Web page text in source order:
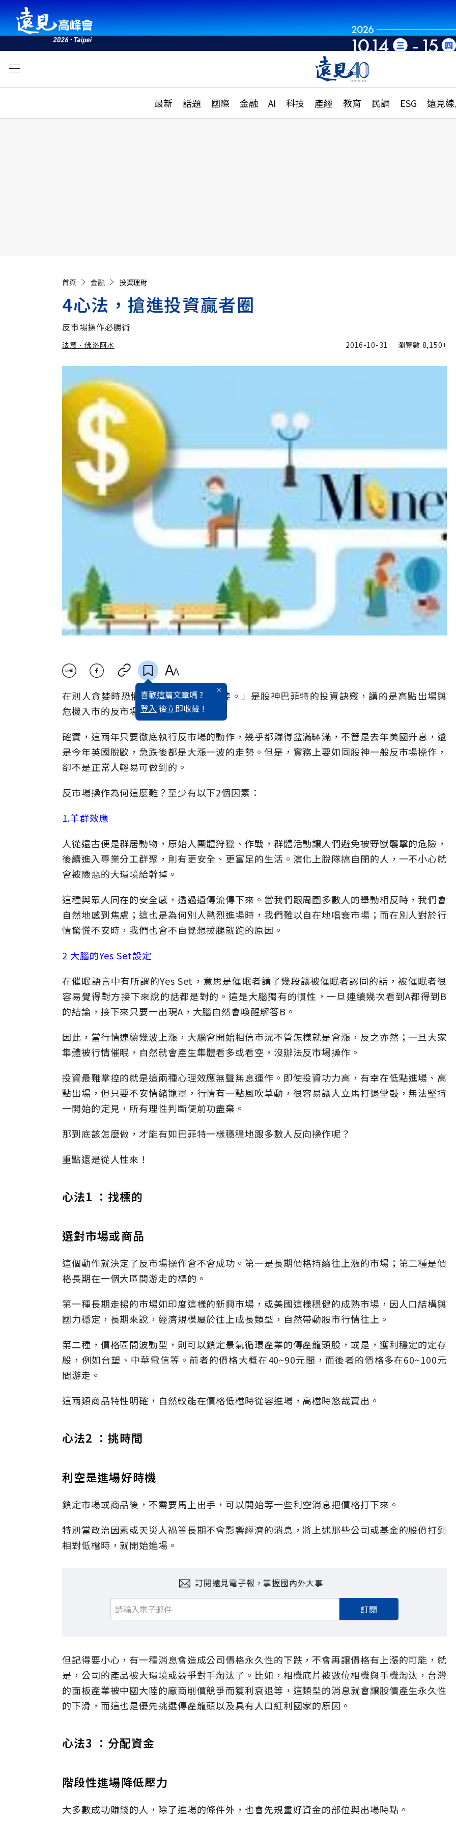
最新 話題 國際 金融 AI 科技 產經 教育 民調 ESG 遠見
活動
話題
國際
特輯
大學升學、職涯攻略
縣市施政調查全解析
首頁 金融 投資理財
4心法，搶進投資贏者圈
反市場操作必勝術
法意．佛洛阿水
法意．佛洛阿水
2016-10-31 瀏覽數 8,150+
喜歡這篇文章嗎 ?
登入 後立即收藏 !
在別人貪婪時恐懼， 在別人恐懼時貪婪。」是股神巴菲特的投資訣竅，講的是高點出場與
危機入市的反市場操作。
確實，這兩年只要徹底執行反市場的動作，幾乎都賺得盆滿缽滿，不管是去年美國升息，還
是今年英國脫歐，急跌後都是大漲一波的走勢。但是，實務上要如同股神一般反市場操作，
卻不是正常人輕易可做到的。
反市場操作為何這麼難？至少有以下2個因素：
1.羊群效應
人從遠古便是群居動物，原始人團體狩獵、作戰，群體活動讓人們避免被野獸襲擊的危險，
後續進入專業分工群聚，則有更安全、更富足的生活。演化上脫隊搞自閉的人，一不小心就
會被險惡的大環境給幹掉。
這種與眾人同在的安全感，透過遺傳流傳下來。當我們跟周圍多數人的舉動相反時，我們會
自然地感到焦慮；這也是為何別人熱烈進場時，我們難以自在地唱衰市場；而在別人對於行
情驚慌不安時，我們也會不自覺想拔腿就跑的原因。
2 大腦的Yes Set設定
在催眠語言中有所謂的Yes Set，意思是催眠者講了幾段讓被催眠者認同的話，被催眠者很
容易覺得對方接下來說的話都是對的。這是大腦獨有的慣性，一旦連續幾次看到A都得到B
的結論，接下來只要一出現A，大腦自然會喚醒解答B。
因此，當行情連續幾波上漲，大腦會開始相信市況不管怎樣就是會漲，反之亦然；一旦大家
集體被行情催眠，自然就會產生集體看多或看空，沒辦法反市場操作。
投資最難掌控的就是這兩種心理效應無聲無息運作。即使投資功力高，有幸在低點進場、高
點出場，但只要不安情緒籠罩，行情有一點風吹草動，很容易讓人立馬打退堂鼓，無法堅持
一開始的定見，所有理性判斷便前功盡棄。
那到底該怎麼做，才能有如巴菲特一樣穩穩地跟多數人反向操作呢？
重點還是從人性來！
心法1 ：找標的
選對市場或商品
這個動作就決定了反市場操作會不會成功。第一是長期價格持續往上漲的市場；第二種是價
格長期在一個大區間游走的標的。
第一種長期走揚的市場如印度這樣的新興市場，或美國這樣穩健的成熟市場，因人口結構與
國力穩定，長期來說，經濟規模屬於往上成長類型，自然帶動股市行情往上。
第二種，價格區間波動型，則可以鎖定景氣循環產業的傳產龍頭股，或是，獲利穩定的定存
股，例如台塑、中華電信等。前者的價格大概在40~90元間，而後者的價格多在60~100元
間游走。
這兩類商品特性明確，自然較能在價格低檔時從容進場，高檔時悠哉賣出。
心法2 ：挑時間
利空是進場好時機
鎖定市場或商品後，不需要馬上出手，可以開始等一些利空消息把價格打下來。
特別當政治因素或天災人禍等長期不會影響經濟的消息，將上述那些公司或基金的股價打到
相對低檔時，就開始進場。
訂閱遠見電子報，掌握國內外大事
訂閱
但記得要小心，有一種消息會造成公司價格永久性的下跌，不會再讓價格有上漲的可能，就
是，公司的產品被大環境或競爭對手淘汰了。比如，相機底片被數位相機與手機淘汰，台灣
的面板產業被中國大陸的廠商削價競爭而獲利衰退等，這類型的消息就會讓股價產生永久性
的下滑，而這也是優先挑選傳產龍頭以及具有人口紅利國家的原因。
心法3 ：分配資金
階段性進場降低壓力
大多數成功賺錢的人，除了進場的條件外，也會先規畫好資金的部位與出場時點。